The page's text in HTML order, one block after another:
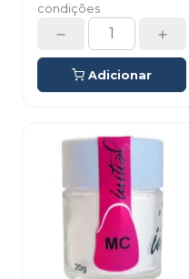
condições
Adicionar